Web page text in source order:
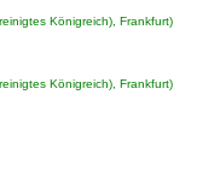
Königreich), Frankfurt)
Königreich), Frankfurt)